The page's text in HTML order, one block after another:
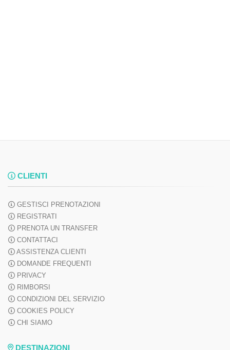
CLIENTI
GESTISCI PRENOTAZIONI
REGISTRATI
PRENOTA UN TRANSFER
CONTATTACI
ASSISTENZA CLIENTI
DOMANDE FREQUENTI
PRIVACY
RIMBORSI
CONDIZIONI DEL SERVIZIO
COOKIES POLICY
CHI SIAMO
DESTINAZIONI